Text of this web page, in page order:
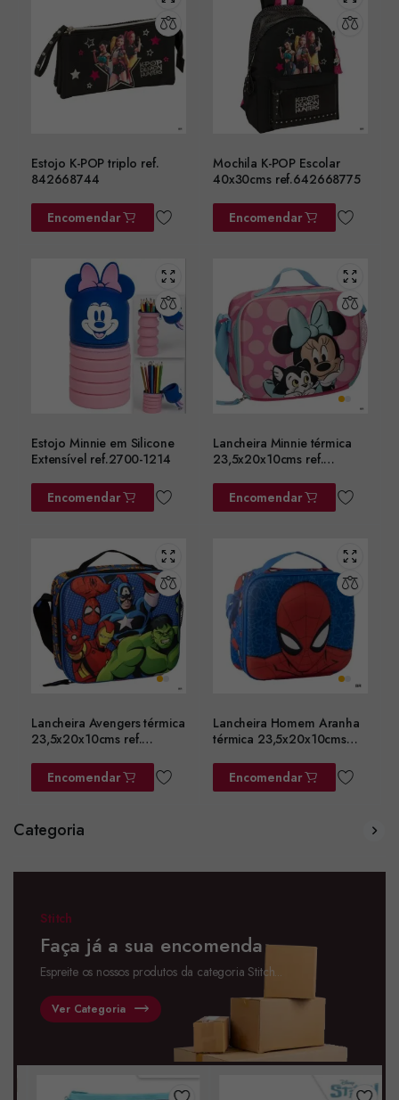
Estojo K-POP triplo ref.
842668744
Encomendar
Mochila K-POP Escolar
40x30cms ref.642668775
Encomendar
Estojo Minnie em Silicone
Extensível ref.2700-1214
Encomendar
Lancheira Minnie térmica
23,5x20x10cms ref.
Encomendar
Lancheira Avengers térmica
23,5x20x10cms ref.
Encomendar
Lancheira Homem Aranha
térmica 23,5x20x10cms
Encomendar
Categoria
Stitch
Faça já a sua encomenda
Espreite os nossos produtos da categoria Stitch...
Ver Categoria